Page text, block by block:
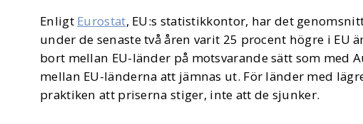
Enligt Eurostat, EU:s statistikkontor, har det
under de senaste två åren varit 25 procent högre i EU
bort mellan EU-länder på motsvarande sätt som med
mellan EU-länderna att jämnas ut. För länder med
praktiken att priserna stiger, inte att de sjunker.